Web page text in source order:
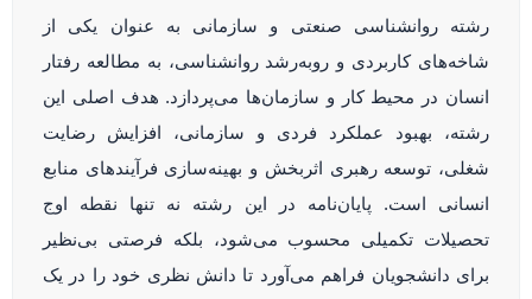
رشته روانشناسی صنعتی و سازمانی به عنوان یکی از
شاخه‌های کاربردی و روبه‌رشد روانشناسی، به مطالعه رفتار
انسان در محیط کار و سازمان‌ها می‌پردازد. هدف اصلی این
رشته، بهبود عملکرد فردی و سازمانی، افزایش رضایت
شغلی، توسعه رهبری اثربخش و بهینه‌سازی فرآیندهای منابع
انسانی است. پایان‌نامه در این رشته نه تنها نقطه اوج
تحصیلات تکمیلی محسوب می‌شود، بلکه فرصتی بی‌نظیر
برای دانشجویان فراهم می‌آورد تا دانش نظری خود را در یک